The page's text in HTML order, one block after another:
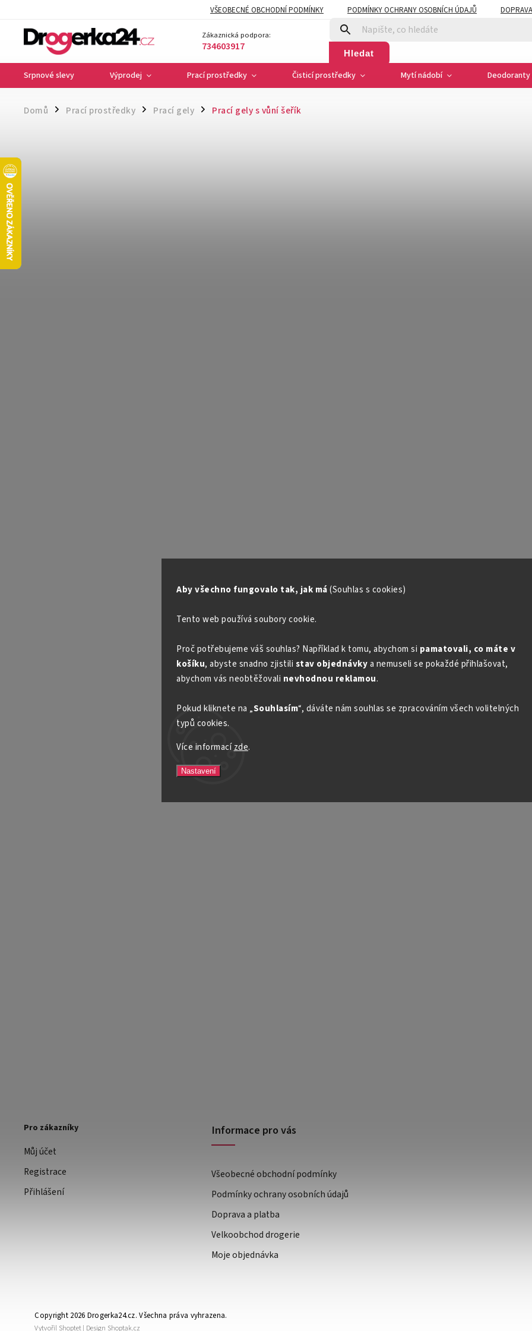
Aby všechno fungovalo tak, jak má(Souhlas s cookies)
Tento web používá soubory cookie.
Proč potřebujeme váš souhlas? Například k tomu, abychom si pamatovali, co máte v
košíku, abyste snadno zjistili stav objednávkya nemuseli se pokaždé přihlašovat,
abychom vás neobtěžovali nevhodnou reklamou.
Pokud kliknete na „Souhlasím“, dáváte nám souhlas se zpracováním všech volitelných
typů cookies.
Více informacízde.
Nastavení
VŠEOBECNÉ OBCHODNÍ PODMÍNKY PODMÍNKY OCHRANY OSOBNÍCH ÚDAJŮ
Zákaznická podpora:
734603917 Hledat
Srpnové slevy Výprodej Prací prostředky Čisticí prostředky Mytí nádobí
Domů / Prací prostředky / Prací gely / Prací gely s vůní šeřík
Pro zákazníky
Můj účet
Registrace
Přihlášení
Informace pro vás
Všeobecné obchodní podmínky
Podmínky ochrany osobních údajů
Doprava a platba
Velkoobchod drogerie
Moje objednávka
Copyright 2026 Drogerka24.cz. Všechna práva vyhrazena.
Vytvořil Shoptet| Design Shoptak.cz